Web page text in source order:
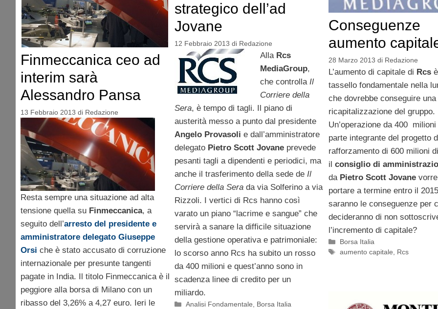
Conseguenze
aumento
28 Marzo 2013 di Redazione
L’aumento di capitale di Rcsè
tassello fondamentale nella
che dovrebbe conseguire
ricapitalizzazione del gruppo.
Un’operazione da 400
parte integrante del progetto
rafforzamento di 600 milioni
il consiglio di
da Pietro Scott Jovane
portare a termine entro il
saranno le conseguenze per
decideranno di non
l’incremento di capitale?
Categorie
Borsa Italia
Tag
aumento capitale, Rcs
Finmeccanica ceo ad
interim sarà
Alessandro Pansa
13 Febbraio 2013 di Redazione
Resta sempre una situazione ad alta
tensione quella su Finmeccanica, a
seguito dell’arresto del presidente e
amministratore delegato Giuseppe
Orsi che è stato accusato di corruzione
internazionale per presunte tangenti
pagate in India. Il titolo Finmeccanica è il
peggiore alla borsa di Milano con un
ribasso del 3,26% a 4,27 euro. Ieri le
strategico dell’ad
Jovane
12 Febbraio 2013 di Redazione
Alla Rcs
MediaGroup,
che controllaIl
Corriere della
Sera, è tempo di tagli. Il piano di
austerità messo a punto dal presidente
Angelo Provasoli e dall’amministratore
delegato Pietro Scott Jovane prevede
pesanti tagli a dipendenti e periodici, ma
anche il trasferimento della sede de Il
Corriere della Sera da via Solferino a via
Rizzoli. I vertici di Rcs hanno così
varato un piano “lacrime e sangue” che
servirà a sanare la difficile situazione
della gestione operativa e patrimoniale:
lo scorso anno Rcs ha subito un rosso
da 400 milioni e quest’anno sono in
scadenza linee di credito per un
miliardo.
Categorie
Analisi Fondamentale, Borsa Italia